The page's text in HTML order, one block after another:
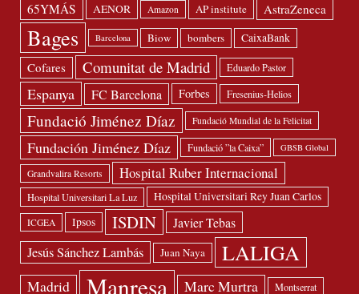
65YMÁS AENOR Amazon AP institute AstraZeneca
Bages Barcelona Biow bombers CaixaBank
Cofares Comunitat de Madrid Eduardo Pastor
Espanya FC Barcelona Forbes Fresenius-Helios
Fundació Jiménez Díaz Fundació Mundial de la Felicitat
Fundación Jiménez Díaz Fundació ”la Caixa” GBSB Global
Grandvalira Resorts Hospital Ruber Internacional
Hospital Universitari La Luz Hospital Universitari Rey Juan Carlos
ICGEA Ipsos ISDIN Javier Tebas
Jesús Sánchez Lambás Juan Naya LALIGA
Madrid Manresa Marc Murtra Montserrat